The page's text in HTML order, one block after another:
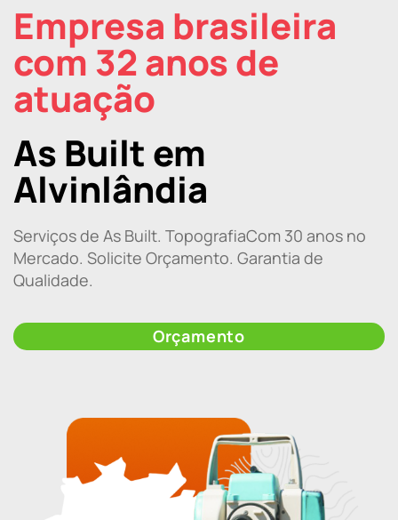
Empresa brasileira
com 32 anos de
atuação
As Built em
Alvinlândia
Serviços de As Built. TopografiaCom 30 anos no
Mercado. Solicite Orçamento. Garantia de
Qualidade.
Orçamento